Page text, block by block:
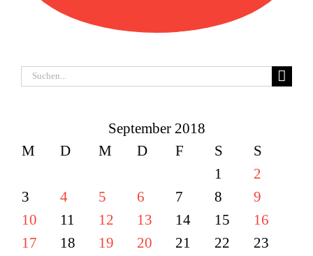
Suche
September 2018
M
D M D F S
S
1
2
3
4 5 6 7 8
9
10
11 12 13 14 15
16
17
18 19 20 21 22
23